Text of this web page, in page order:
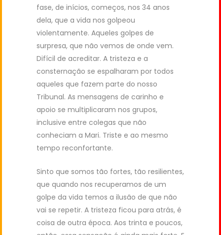
fase, de inícios, começos, nos 34 anos
dela, que a vida nos golpeou
violentamente. Aqueles golpes de
surpresa, que não vemos de onde vem.
Difícil de acreditar. A tristeza e a
consternação se espalharam por todos
aqueles que fazem parte do nosso
Tribunal. As mensagens de carinho e
apoio se multiplicaram nos grupos,
inclusive entre colegas que não
conheciam a Mari. Triste e ao mesmo
tempo reconfortante.
Sinto que somos tão fortes, tão resilientes,
que quando nos recuperamos de um
golpe da vida temos a ilusão de que não
vai se repetir. A tristeza ficou para atrás, é
coisa de outra época. Aos trinta e poucos,